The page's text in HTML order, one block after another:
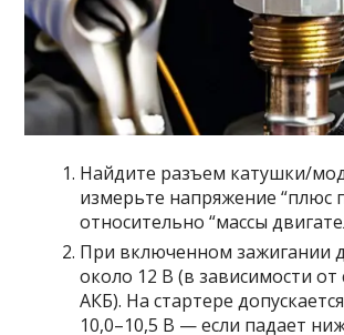
Найдите разъем катушки/
измерьте напряжение “плюс
относительно “массы
При включенном зажигании
около 12 В (в зависимости от
АКБ). На стартере
10,0–10,5 В — если падает